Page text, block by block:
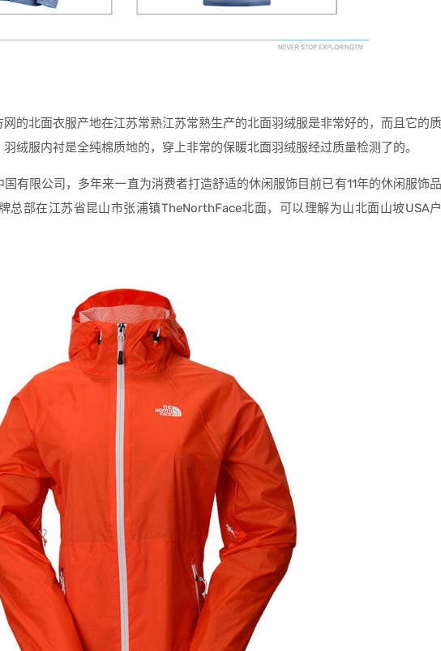
的北面衣服产地在江苏常熟江苏常熟生产的北面羽绒服是非常好的，而且它的质
绒服内衬是全纯棉质地的，穿上非常的保暖北面羽绒服经过质量检测了的。
有限公司，多年来一直为消费者打造舒适的休闲服饰目前已有11年的休闲服饰品
总部在江苏省昆山市张浦镇TheNorthFace北面，可以理解为山北面山坡USA户